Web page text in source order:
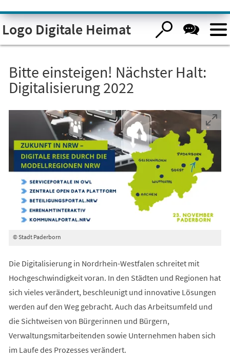
Logo Digitale Heimat
Bitte einsteigen! Nächster Halt:
Digitalisierung 2022
© Stadt Paderborn
Die Digitalisierung in Nordrhein-Westfalen schreitet mit
Hochgeschwindigkeit voran. In den Städten und Regionen hat
sich vieles verändert, beschleunigt und innovative Lösungen
werden auf den Weg gebracht. Auch das Arbeitsumfeld und
die Sichtweisen von Bürgerinnen und Bürgern,
Verwaltungsmitarbeitenden sowie Unternehmen haben sich
im Laufe des Prozesses verändert.